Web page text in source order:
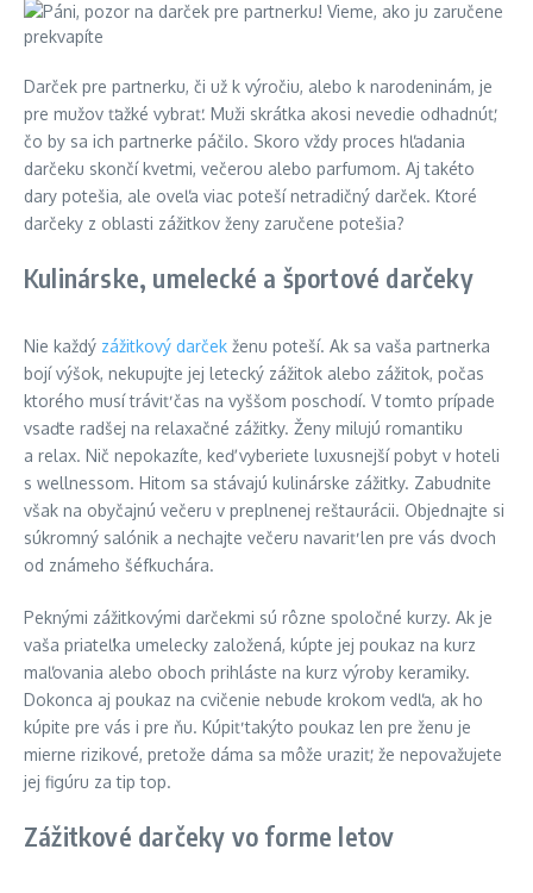
Darček pre partnerku, či už k výročiu, alebo k narodeninám, je
pre mužov ťažké vybrať. Muži skrátka akosi nevedie odhadnúť,
čo by sa ich partnerke páčilo. Skoro vždy proces hľadania
darčeku skončí kvetmi, večerou alebo parfumom. Aj takéto
dary potešia, ale oveľa viac poteší netradičný darček. Ktoré
darčeky z oblasti zážitkov ženy zaručene potešia?
Kulinárske, umelecké a športové darčeky
Nie každý zážitkový darček ženu poteší. Ak sa vaša partnerka
bojí výšok, nekupujte jej letecký zážitok alebo zážitok, počas
ktorého musí tráviť čas na vyššom poschodí. V tomto prípade
vsaďte radšej na relaxačné zážitky. Ženy milujú romantiku
a relax. Nič nepokazíte, keď vyberiete luxusnejší pobyt v hoteli
s wellnessom. Hitom sa stávajú kulinárske zážitky. Zabudnite
však na obyčajnú večeru v preplnenej reštaurácii. Objednajte si
súkromný salónik a nechajte večeru navariť len pre vás dvoch
od známeho šéfkuchára.
Peknými zážitkovými darčekmi sú rôzne spoločné kurzy. Ak je
vaša priateľka umelecky založená, kúpte jej poukaz na kurz
maľovania alebo oboch prihláste na kurz výroby keramiky.
Dokonca aj poukaz na cvičenie nebude krokom vedľa, ak ho
kúpite pre vás i pre ňu. Kúpiť takýto poukaz len pre ženu je
mierne rizikové, pretože dáma sa môže uraziť, že nepovažujete
jej figúru za tip top.
Zážitkové darčeky vo forme letov